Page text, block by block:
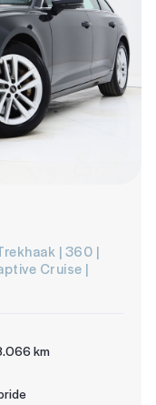
| 360 |
Cruise |
km